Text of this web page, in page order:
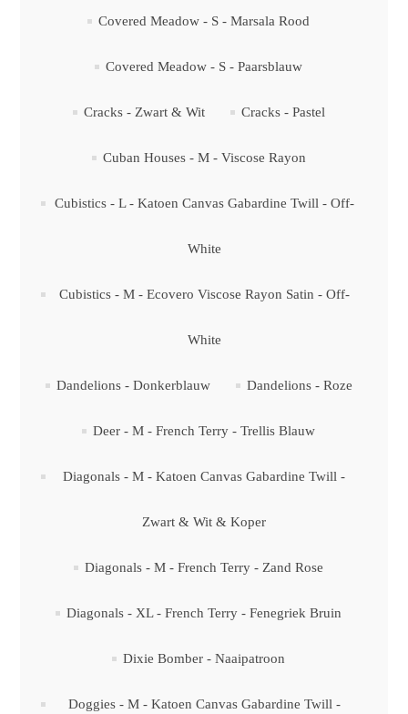
Covered Meadow - S - Marsala Rood
Covered Meadow - S - Paarsblauw
Cracks - Zwart & Wit Cracks - Pastel
Cuban Houses - M - Viscose Rayon
Cubistics - L - Katoen Canvas Gabardine Twill - Off-
White
Cubistics - M - Ecovero Viscose Rayon Satin - Off-
White
Dandelions - Donkerblauw Dandelions - Roze
Deer - M - French Terry - Trellis Blauw
Diagonals - M - Katoen Canvas Gabardine Twill -
Zwart & Wit & Koper
Diagonals - M - French Terry - Zand Rose
Diagonals - XL - French Terry - Fenegriek Bruin
Dixie Bomber - Naaipatroon
Doggies - M - Katoen Canvas Gabardine Twill -